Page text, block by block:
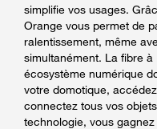
simplifie vos usages.
Orange vous permet de
ralentissement, même
simultanément. La fibre
écosystème numérique
votre domotique,
connectez tous vos
technologie, vous